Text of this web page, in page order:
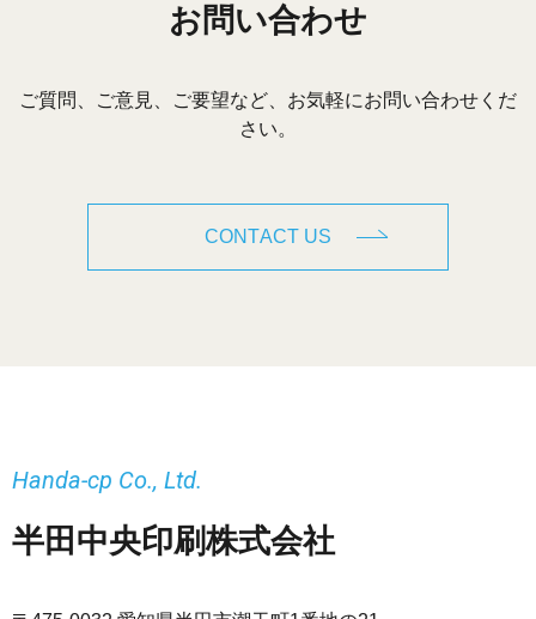
お問い合わせ
ご質問、ご意見、ご要望など、お気軽にお問い合わせくだ
さい。
CONTACT US
半田中央印刷株式会社
Handa-cp Co., Ltd.